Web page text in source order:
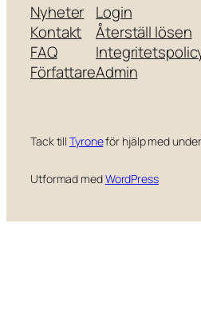
Nyheter
Kontakt
FAQ
Författare
Login
Återställ lösen
Admin
Tack tillTyroneför hjälp med
Utformad medWordPress